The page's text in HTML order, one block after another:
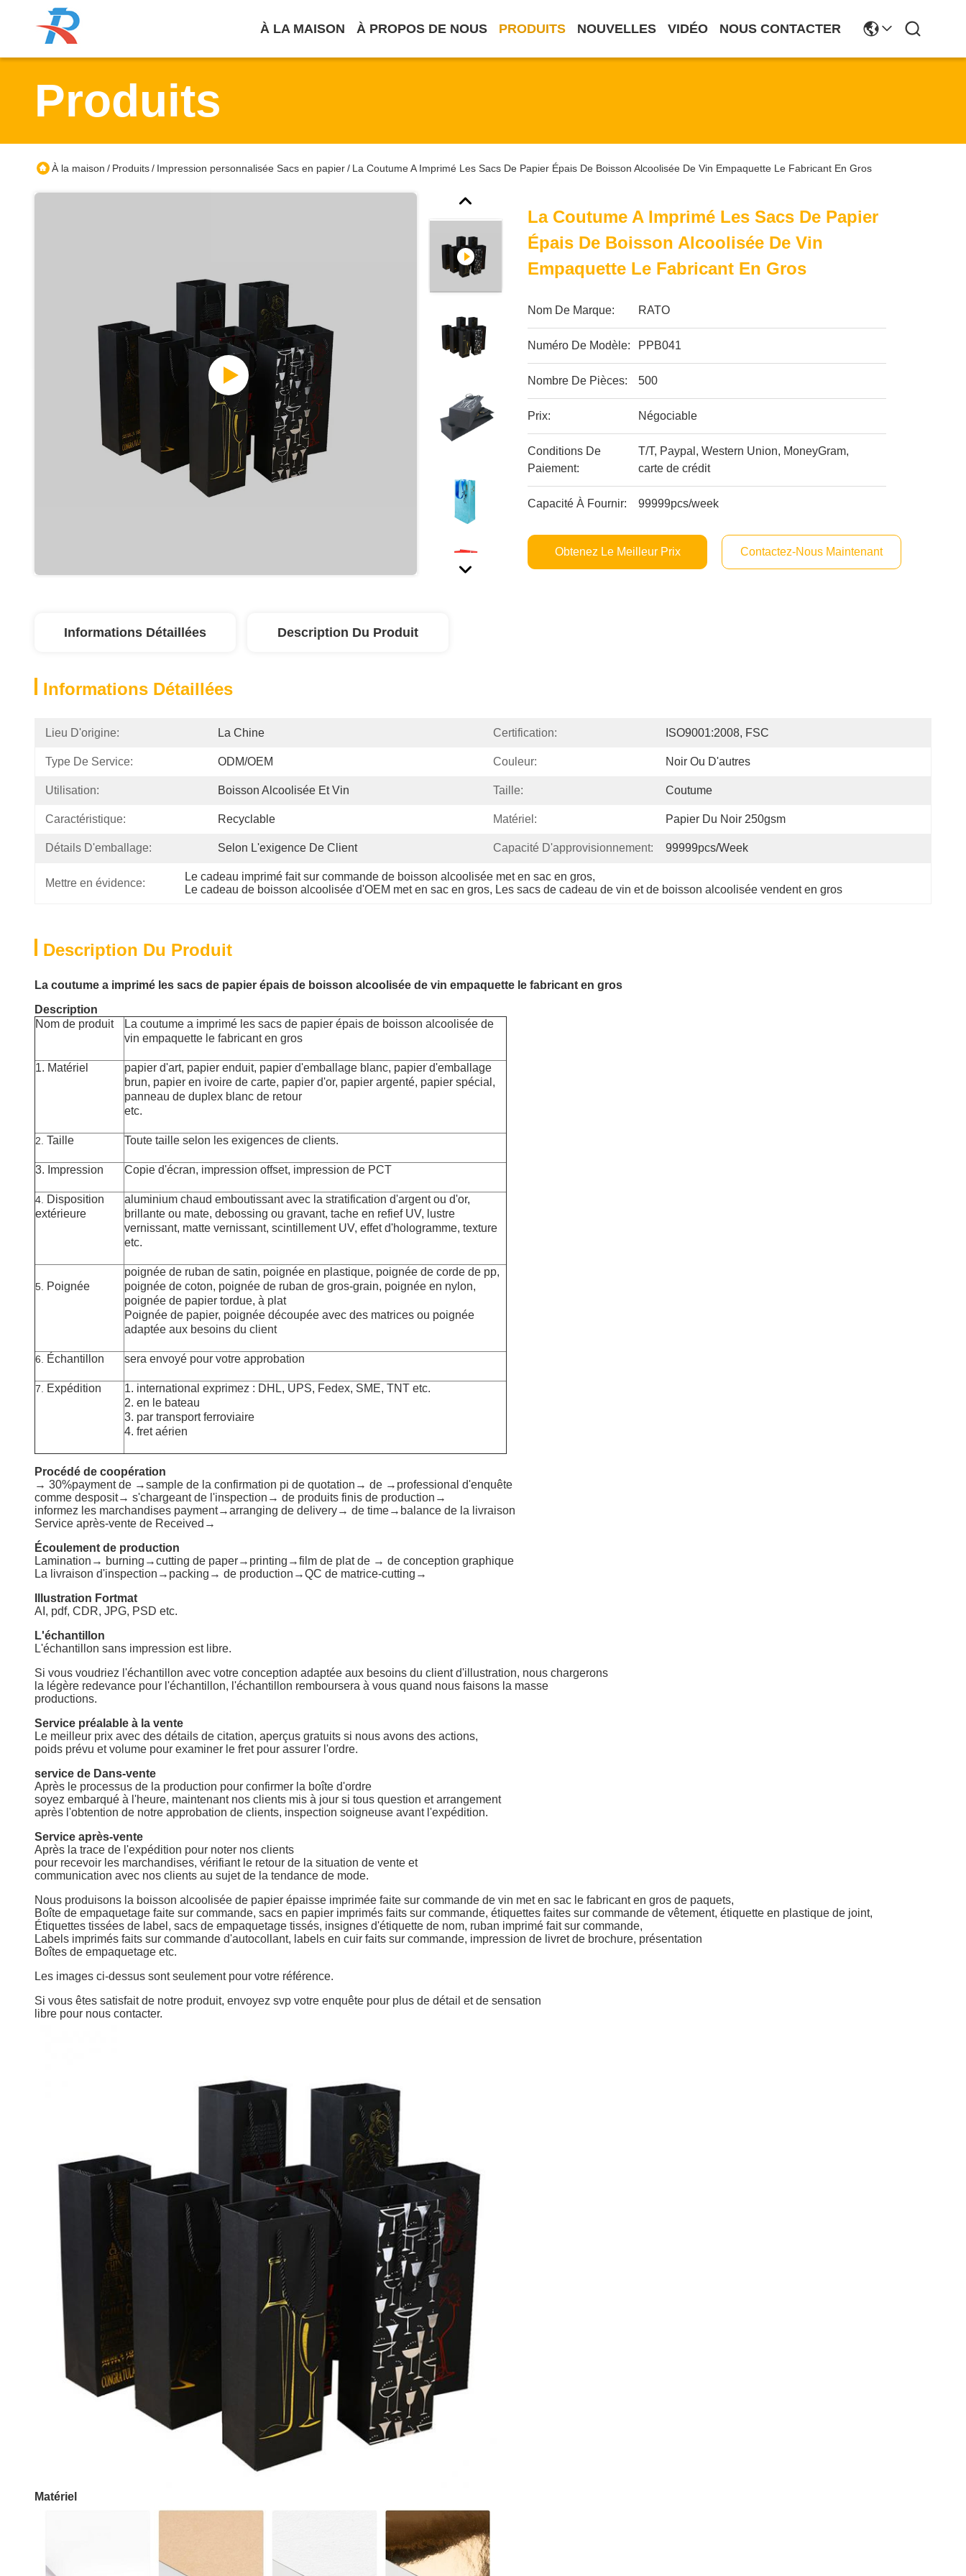
À LA MAISON À PROPOS DE NOUS PRODUITS NOUVELLES VIDÉO NOUS CONTACTER
Produits
À la maison / Produits/ Impression personnalisée Sacs en papier/ La Coutume A Imprimé Les Sacs De Papier Épais De Boisson Alcoolisée De Vin Empaquette Le Fabricant En Gros
La Coutume A Imprimé Les Sacs De Papier
Épais De Boisson Alcoolisée De Vin
Empaquette Le Fabricant En Gros
Nom De Marque: RATO
Numéro De Modèle: PPB041
Nombre De Pièces: 500
Prix: Négociable
Conditions De
Paiement:
T/T, Paypal, Western Union, MoneyGram,
carte de crédit
Capacité À Fournir: 99999pcs/week
Obtenez Le Meilleur Prix Contactez-Nous Maintenant
Informations Détaillées Description Du Produit
Informations Détaillées
Lieu D'origine: La Chine Certification: ISO9001:2008, FSC
Type De Service: ODM/OEM Couleur: Noir Ou D'autres
Utilisation: Boisson Alcoolisée Et Vin Taille: Coutume
Caractéristique: Recyclable Matériel: Papier Du Noir 250gsm
Détails D'emballage: Selon L'exigence De Client Capacité D'approvisionnement: 99999pcs/week
Mettre en évidence:
Le cadeau imprimé fait sur commande de boisson alcoolisée met en sac en gros,
Le cadeau de boisson alcoolisée d'OEM met en sac en gros, Les sacs de cadeau de vin et de boisson alcoolisée vendent en gros
Description Du Produit
La coutume a imprimé les sacs de papier épais de boisson alcoolisée de vin empaquette le fabricant en gros
Description
Nom de produit
La coutume a imprimé les sacs de papier épais de boisson alcoolisée de
vin empaquette le fabricant en gros
1. Matériel
papier d'art, papier enduit, papier d'emballage blanc, papier d'emballage
brun, papier en ivoire de carte, papier d'or, papier argenté, papier spécial,
panneau de duplex blanc de retour
etc.
2. Taille Toute taille selon les exigences de clients.
3. Impression Copie d'écran, impression offset, impression de PCT
4.
Disposition
extérieure
aluminium chaud emboutissant avec la stratification d'argent ou d'or,
brillante ou mate, debossing ou gravant, tache en refief UV, lustre
vernissant, matte vernissant, scintillement UV, effet d'hologramme, texture
etc.
5. Poignée
poignée de ruban de satin, poignée en plastique, poignée de corde de pp,
poignée de coton, poignée de ruban de gros-grain, poignée en nylon,
poignée de papier tordue, à plat
Poignée de papier, poignée découpée avec des matrices ou poignée
adaptée aux besoins du client
6. Échantillon sera envoyé pour votre approbation
7. Expédition
1. international exprimez : DHL, UPS, Fedex, SME, TNT etc.
2. en le bateau
3. par transport ferroviaire
4. fret aérien
Procédé de coopération
→ 30%payment de →sample de la confirmation pi de quotation→ de →professional d'enquête
comme desposit→ s'chargeant de l'inspection→ de produits finis de production→
informez les marchandises payment→arranging de delivery→ de time→balance de la livraison
Service après-vente de Received→
Écoulement de production
Lamination→ burning→cutting de paper→printing→film de plat de → de conception graphique
La livraison d'inspection→packing→ de production→QC de matrice-cutting→
Illustration Fortmat
AI, pdf, CDR, JPG, PSD etc.
L'échantillon
L'échantillon sans impression est libre.
Si vous voudriez l'échantillon avec votre conception adaptée aux besoins du client d'illustration, nous chargerons
la légère redevance pour l'échantillon, l'échantillon remboursera à vous quand nous faisons la masse
productions.
Service préalable à la vente
Le meilleur prix avec des détails de citation, aperçus gratuits si nous avons des actions,
poids prévu et volume pour examiner le fret pour assurer l'ordre.
service de Dans-vente
Après le processus de la production pour confirmer la boîte d'ordre
soyez embarqué à l'heure, maintenant nos clients mis à jour si tous question et arrangement
après l'obtention de notre approbation de clients, inspection soigneuse avant l'expédition.
Service après-vente
Après la trace de l'expédition pour noter nos clients
pour recevoir les marchandises, vérifiant le retour de la situation de vente et
communication avec nos clients au sujet de la tendance de mode.
Nous produisons la boisson alcoolisée de papier épaisse imprimée faite sur commande de vin met en sac le fabricant en gros de paquets,
Boîte de empaquetage faite sur commande, sacs en papier imprimés faits sur commande, étiquettes faites sur commande de vêtement, étiquette en plastique de joint,
Étiquettes tissées de label, sacs de empaquetage tissés, insignes d'étiquette de nom, ruban imprimé fait sur commande,
Labels imprimés faits sur commande d'autocollant, labels en cuir faits sur commande, impression de livretde brochure, présentation
Boîtes de empaquetage etc.
Les images ci-dessus sont seulement pour votre référence.
Si vous êtes satisfait de notre produit, envoyez svp votre enquête pour plus de détail et de sensation
libre pour nous contacter.
Matériel